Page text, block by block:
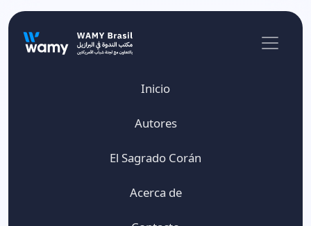
Inicio
Autores
El Sagrado Corán
Acerca de